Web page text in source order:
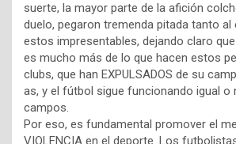
suerte, la mayor parte de la afición
duelo, pegaron tremenda pitada tanto
estos impresentables, dejando claro
es mucho más de lo que hacen estos
clubs, que han EXPULSADOS de su
as, y el fútbol sigue funcionando igual o
campos.
Por eso, es fundamental promover el